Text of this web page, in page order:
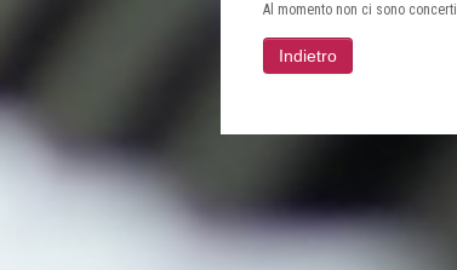
Al momento non ci sono concerti